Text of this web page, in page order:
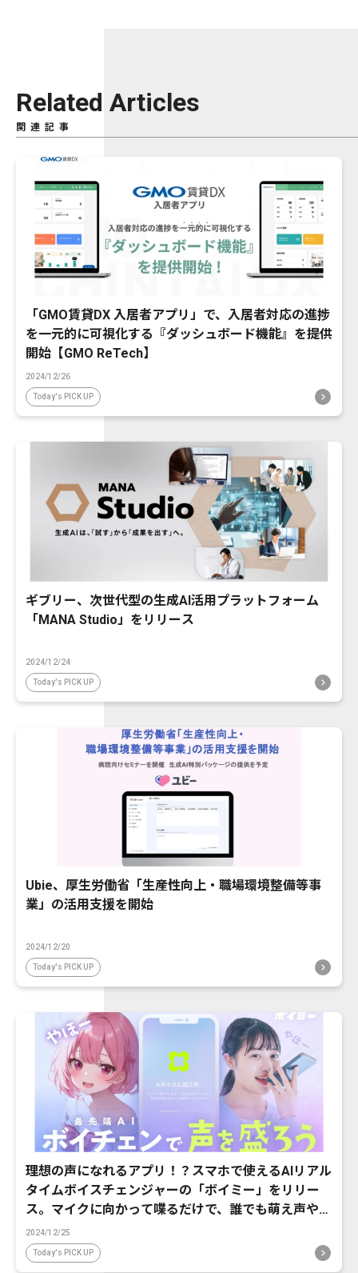
Related Articles
関連記事
「GMO賃貸DX 入居者アプリ」で、入居者対応の進捗
を一元的に可視化する『ダッシュボード機能』を提供
開始【GMO ReTech】
2024/12/26
Today's PICK UP
ギブリー、次世代型の生成AI活用プラットフォーム
「MANA Studio」をリリース
2024/12/24
Today's PICK UP
Ubie、厚生労働省「生産性向上・職場環境整備等事
業」の活用支援を開始
2024/12/20
Today's PICK UP
理想の声になれるアプリ！？スマホで使えるAIリアル
タイムボイスチェンジャーの「ボイミー」をリリー
ス。マイクに向かって喋るだけで、誰でも萌え声やイ
ケボ風に音声変換が可能に。
2024/12/25
Today's PICK UP